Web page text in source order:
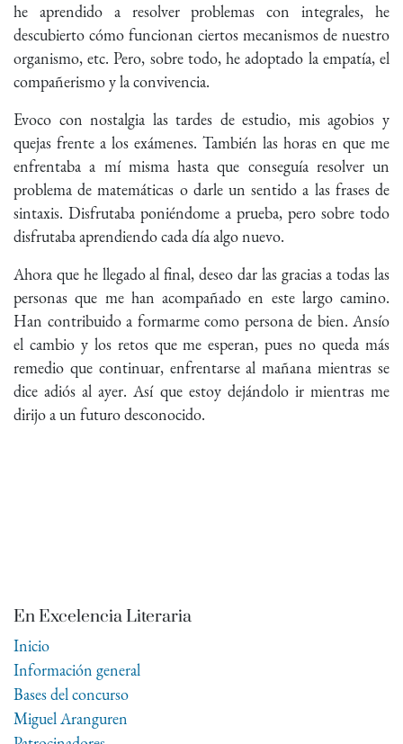
he aprendido a resolver problemas con integrales, he
descubierto cómo funcionan ciertos mecanismos de nuestro
organismo, etc. Pero, sobre todo, he adoptado la empatía, el
compañerismo y la convivencia.
Evoco con nostalgia las tardes de estudio, mis agobios y
quejas frente a los exámenes. También las horas en que me
enfrentaba a mí misma hasta que conseguía resolver un
problema de matemáticas o darle un sentido a las frases de
sintaxis. Disfrutaba poniéndome a prueba, pero sobre todo
disfrutaba aprendiendo cada día algo nuevo.
Ahora que he llegado al final, deseo dar las gracias a todas las
personas que me han acompañado en este largo camino.
Han contribuido a formarme como persona de bien. Ansío
el cambio y los retos que me esperan, pues no queda más
remedio que continuar, enfrentarse al mañana mientras se
dice adiós al ayer. Así que estoy dejándolo ir mientras me
dirijo a un futuro desconocido.
En Excelencia Literaria
Inicio
Información general
Bases del concurso
Miguel Aranguren